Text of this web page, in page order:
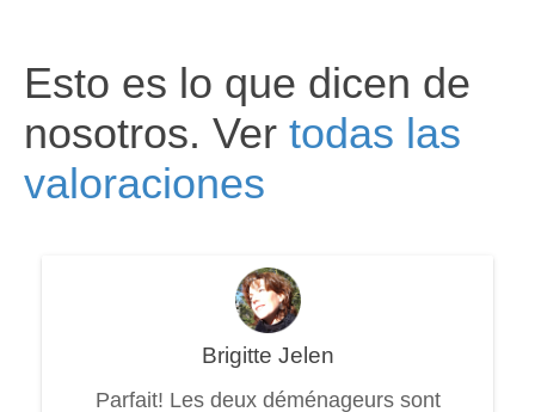
Esto es lo que dicen de
nosotros. Ver todas las
valoraciones
Brigitte Jelen
Parfait! Les deux déménageurs sont